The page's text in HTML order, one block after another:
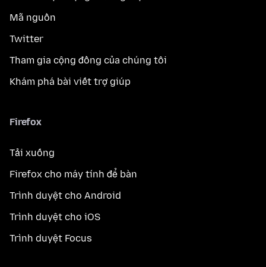
Mã nguồn
Twitter
Tham gia cộng đồng của chúng tôi
Khám phá bài viết trợ giúp
Firefox
Tải xuống
Firefox cho máy tính để bàn
Trình duyệt cho Android
Trình duyệt cho iOS
Trình duyệt Focus